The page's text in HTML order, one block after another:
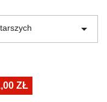

ZŁ